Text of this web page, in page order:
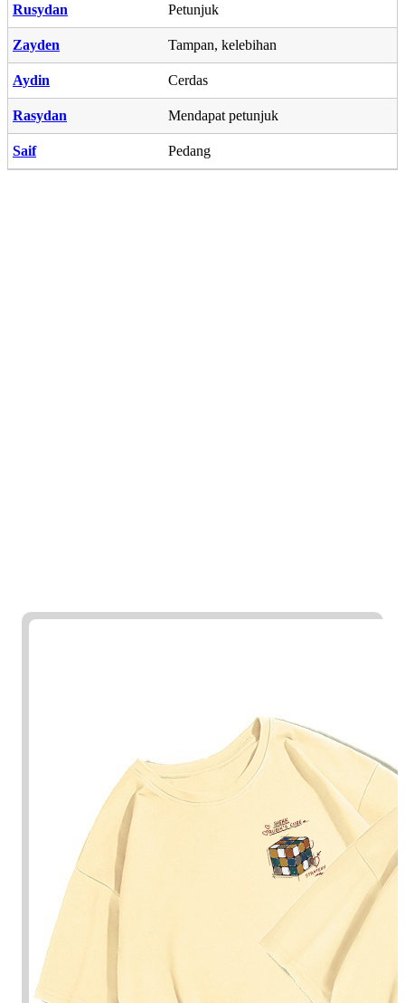
Rusydan Petunjuk
Zayden Tampan, kelebihan
Aydin Cerdas
Rasydan Mendapat petunjuk
Saif Pedang